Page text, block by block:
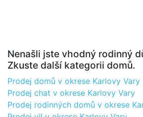
Nenašli jste vhodný rodinný
Zkuste další kategorii domů.
Prodej domů v okrese Karlovy Vary
Prodej chat v okrese Karlovy Vary
Prodej rodinných domů v okrese